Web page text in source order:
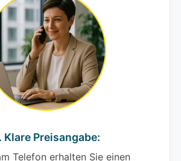
Klare Preisangabe:
Telefon erhalten Sie einen